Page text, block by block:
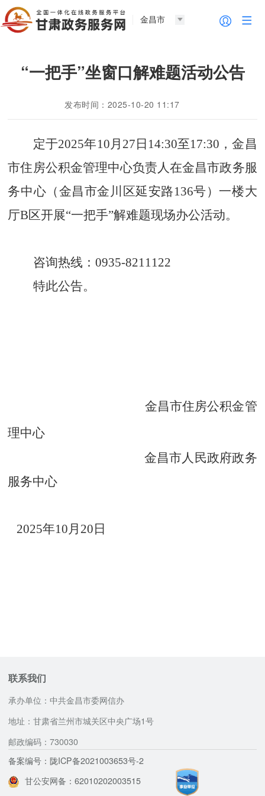
金昌市
“一把手”坐窗口解难题活动公告
发布时间：2025-10-20 11:17
定于2025年10月27日14:30至17:30 ，金昌
市住房公积金管理中心负责人在金昌市政务服
务中心（金昌市金川区延安路136号）一楼大
厅B区开展“一把手”解难题现场办公活动。
咨询热线：0935-8211122
特此公告。
金昌市住房公积金管
理中心
金昌市人民政府政务
服务中心
2025年10月20日
联系我们
承办单位：中共金昌市委网信办
地址：甘肃省兰州市城关区中央广场1号
邮政编码：730030
备案编号：陇ICP备2021003653号-2
甘公安网备：62010202003515